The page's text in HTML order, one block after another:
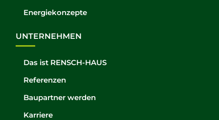
Energiekonzepte
UNTERNEHMEN
Das ist RENSCH-HAUS
Referenzen
Baupartner werden
Karriere